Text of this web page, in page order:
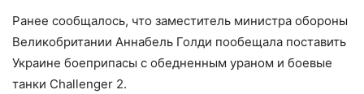
Ранее сообщалось, что заместитель министра обороны
Великобритании Аннабель Голди пообещала поставить
Украине боеприпасы с обедненным ураном и боевые
танки Challenger 2.